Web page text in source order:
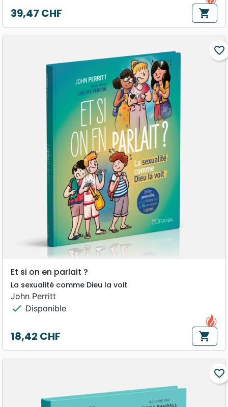
Prix
39,47 CHF shopping_cart
favorite_border
Et si on en parlait ?
La sexualité comme Dieu la voit
John Perritt
check Disponible
Prix
18,42 CHF shopping_cart
favorite_border